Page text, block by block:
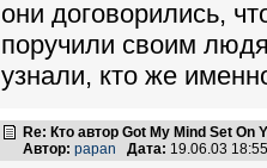
они договорились,
поручили своим
узнали, кто же
Re: Кто автор Got My Mind Set On
Автор: papan Дата: 19.06.03